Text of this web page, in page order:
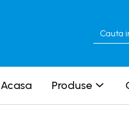
Acasa Produse